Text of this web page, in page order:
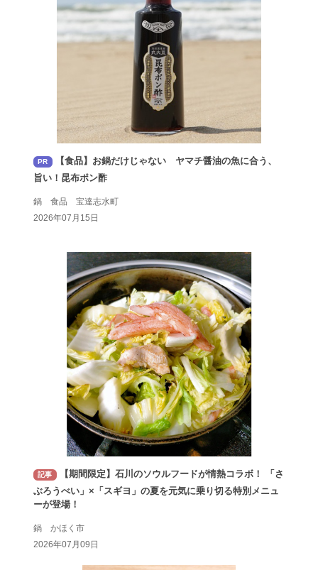
PR
【食品】お鍋だけじゃない ヤマチ醤油の魚に合う、
旨い！昆布ポン酢
鍋 食品 宝達志水町
2026年07月15日
記事
【期間限定】石川のソウルフードが情熱コラボ！ 「さ
ぶろうべい」×「スギヨ」の夏を元気に乗り切る特別メニュ
ーが登場！
鍋 かほく市
2026年07月09日